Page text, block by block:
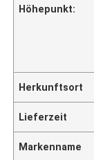
Höhepunkt:
Herkunftsort
Lieferzeit
Markenname